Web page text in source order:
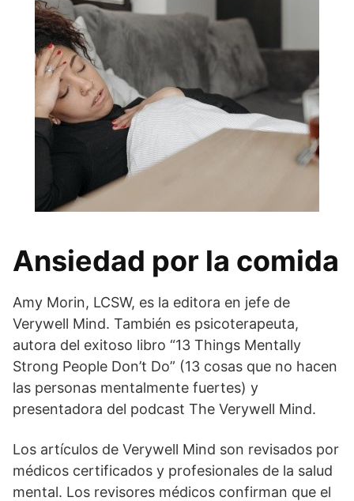
Ansiedad por la comida
Amy Morin, LCSW, es la editora en jefe de
Verywell Mind. También es psicoterapeuta,
autora del exitoso libro “13 Things Mentally
Strong People Don’t Do” (13 cosas que no hacen
las personas mentalmente fuertes) y
presentadora del podcast The Verywell Mind.
Los artículos de Verywell Mind son revisados por
médicos certificados y profesionales de la salud
mental. Los revisores médicos confirman que el